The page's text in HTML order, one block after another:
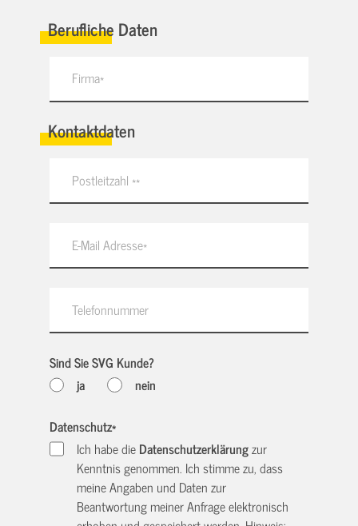
Berufliche Daten
Kontaktdaten
Sind Sie SVG Kunde?
ja
nein
Datenschutz*
Ich habe dieDatenschutzerklärungzur
Kenntnis genommen. Ich stimme zu, dass
meine Angaben und Daten zur
Beantwortung meiner Anfrage elektronisch